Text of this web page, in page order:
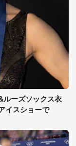
ルーズソックス衣
イスショーで